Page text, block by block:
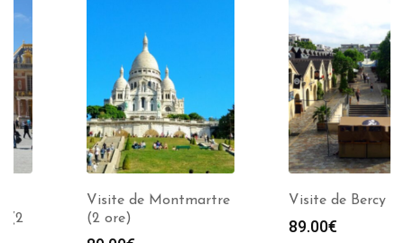
Visite de Montmartre
Visite de Bercy (2 ore)